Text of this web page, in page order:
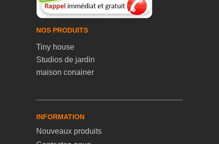
NOS PRODUITS
Tiny house
Studios de jardin
maison conainer
INFORMATION
Nouveaux produits